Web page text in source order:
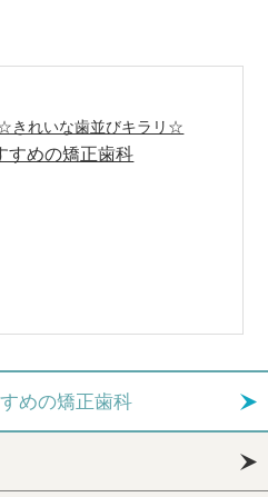
きれいな歯並びキラリ☆
すめの矯正歯科
めの矯正歯科